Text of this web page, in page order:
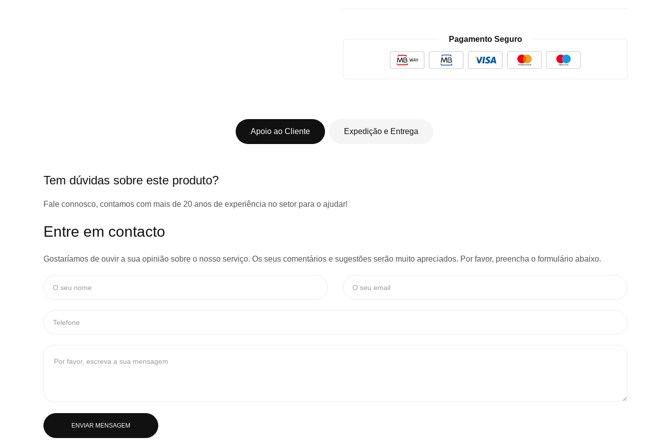
Pagamento Seguro
Apoio ao Cliente
Tem dúvidas sobre este produto?
Fale connosco, contamos com mais de 20 anos de experiência no setor para o ajudar!
Entre em contacto
Gostaríamos de ouvir a sua opinião sobre o nosso serviço. Os seus comentários e sugestões serão muito apreciados. Por favor, preencha o formulário abaixo.
ENVIAR MENSAGEM
Expedição e Entrega